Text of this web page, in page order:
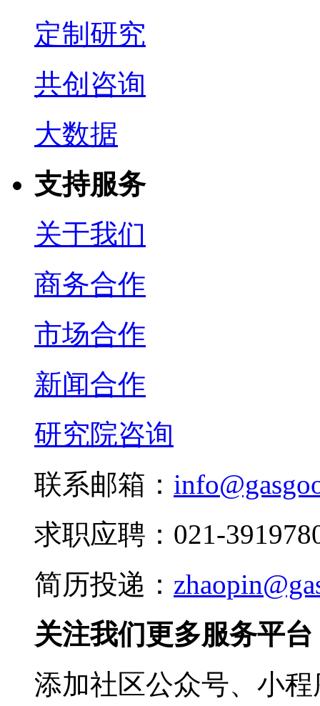
定制研究
共创咨询
大数据
支持服务
关于我们
商务合作
市场合作
新闻合作
研究院咨询
联系邮箱：
求职应聘：021-
简历投递：
关注我们更多服务平台
添加社区公众号、小